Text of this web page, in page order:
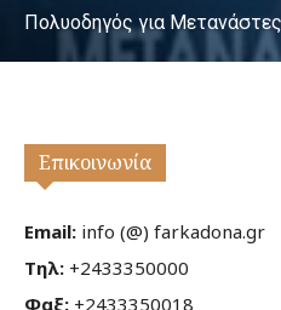
Πολυοδηγός για
Επικοινωνία
Email: info (@) farkadona.gr
Τηλ: +2433350000
Φαξ: +2433350018